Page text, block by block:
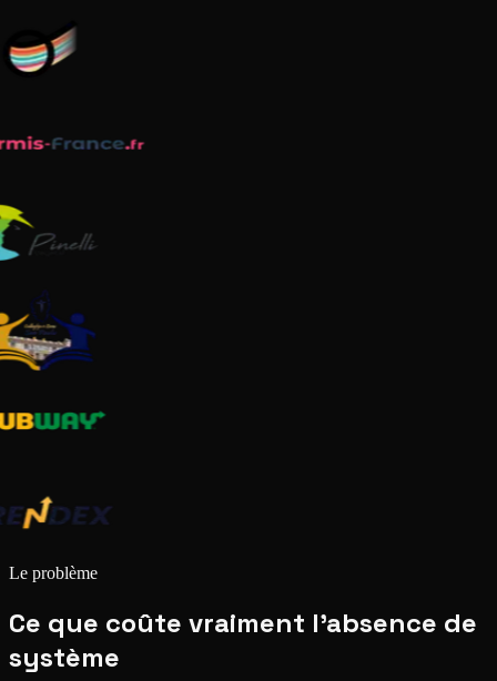
Le problème
Ce que coûte vraiment l'absence de
système